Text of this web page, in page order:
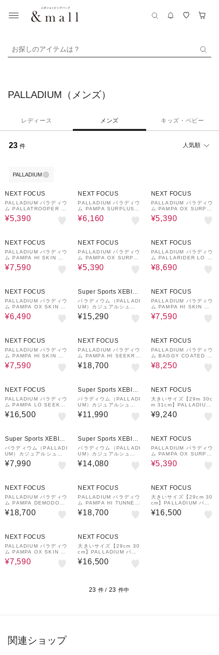
お探しのアイテムは？
PALLADIUM（メンズ）
レディース メンズ キッズ・ベビー
23 件 人気順
PALLADIUM
NEXT FOCUS
PALLADIUM パラディウ
ム PALLATROOPER O
X LTH WP+ パラトゥル
ーパー レザー ウォータ
¥5,390
NEXT FOCUS
PALLADIUM パラディウ
ム PAMPA SURPLUS
パンパ サープラス 7438
9-257 ウォームサンド
¥6,160
NEXT FOCUS
PALLADIUM パラディウ
ム PAMPA OX SURPL
US パンパ オックス サ
ープラス 74446-339 ベ
¥5,390
NEXT FOCUS
PALLADIUM パラディウ
ム PAMPA HI SKIN パ
ンパ ハイ スキン 74379
-155 ホワイトキャップ
¥7,590
NEXT FOCUS
PALLADIUM パラディウ
ム PAMPA OX SURPL
US パンパ オックス サ
ープラス 74446-210 サ
¥5,390
NEXT FOCUS
PALLADIUM パラディウ
ム PALLARIDER LO W
P+ パラライダー ロー ウ
ォータープルーフプラス
¥8,690
NEXT FOCUS
PALLADIUM パラディウ
ム PAMPA OX SKIN パ
ンパ オックス スキン 74
385-284 タン
¥6,490
Super Sports XEBIO
&mall店
パラディウム（PALLADI
UM）カジュアルシュー
ズ PAMPAHISEEKRLIT
E+WP+ 77856-008
¥15,290
NEXT FOCUS
PALLADIUM パラディウ
ム PAMPA HI SKIN パ
ンパ ハイ スキン 74379
-212 ダークブラウン
¥7,590
NEXT FOCUS
PALLADIUM パラディウ
ム PAMPA HI SKIN パ
ンパ ハイ スキン 74379
-284 タン
¥7,590
NEXT FOCUS
PALLADIUM パラディウ
ム PAMPA HI SEEKR2
LT+WP+ パンパ ハイ シ
ーカー 2 ライト ウォー
¥18,700
NEXT FOCUS
PALLADIUM パラディウ
ム BAGGY COATED バ
ギー コーテッド 74315-
008 74315-249
¥8,250
NEXT FOCUS
PALLADIUM パラディウ
ム PAMPA LO SEEKR2
LT+WP+ パンパ ロー シ
ーカー 2 ライト ウォー
¥16,500
Super Sports XEBIO
&mall店
パラディウム（PALLADI
UM）カジュアルシュー
ズ パンパ ハイ シーカー
ライト プラス プラス サ
¥11,990
NEXT FOCUS
大きいサイズ【29m 30c
m 31cm】PALLADIUM
パラディウム SP20 LO
WP+ 79207-008 7920
¥9,240
Super Sports XEBIO
&mall店
パラディウム（PALLADI
UM）カジュアルシュー
ズ パンパ オックス シー
カー ライト プラス ウォ
¥7,990
Super Sports XEBIO
&mall店
パラディウム（PALLADI
UM）カジュアルシュー
ズ パンパ ライト チェル
シー ウォータープルーフ
¥14,080
NEXT FOCUS
PALLADIUM パラディウ
ム PAMPA OX SURPL
US パンパ オックス サ
ープラス 74446-116 ス
¥5,390
NEXT FOCUS
PALLADIUM パラディウ
ム PAMPA DEMODOG
パンパデモドッグ 7449
7-180 クリームホワイト
¥18,700
NEXT FOCUS
PALLADIUM パラディウ
ム PAMPA HI TUNNEL
S パンパ ハイ トンネル
04626-008 ブラック
¥18,700
NEXT FOCUS
大きいサイズ【29cm 30
cm】PALLADIUM パラ
ディウム PAMPA LO S
EEKR2 LT+WP+ パンパ
¥16,500
NEXT FOCUS
PALLADIUM パラディウ
ム PAMPA OX SKIN パ
ンパ オックス スキン 74
385-212 ダークブラウ
¥7,590
NEXT FOCUS
大きいサイズ【29cm 30
cm】PALLADIUM パラ
ディウム PAMPA LO S
EEKR2 LT+WP+ パンパ
¥16,500
23 件 / 23 件中
関連ショップ